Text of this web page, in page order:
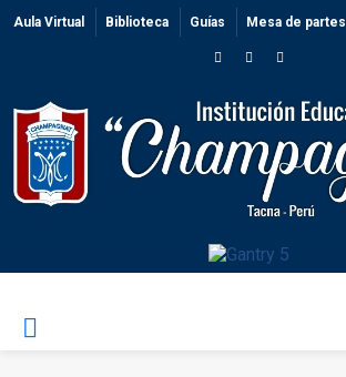
Aula Virtual Biblioteca Guías Mesa de partes